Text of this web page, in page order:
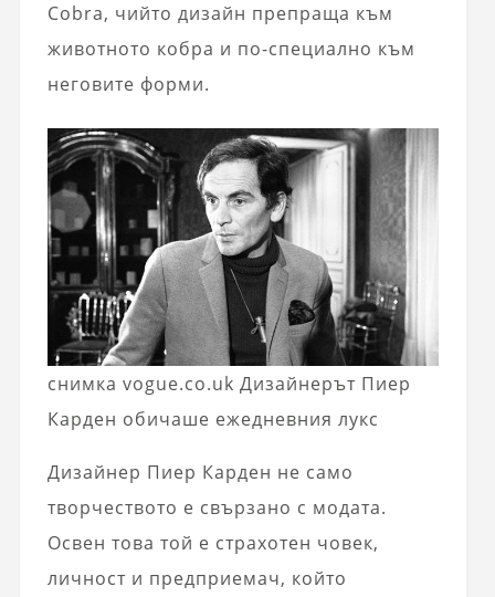
Cobra, чийто дизайн препраща към
животното кобра и по-специално към
неговите форми.
снимка vogue.co.uk Дизайнерът Пиер
Карден обичаше ежедневния лукс
Дизайнер Пиер Карден не само
творчеството е свързано с модата.
Освен това той е страхотен човек,
личност и предприемач, който